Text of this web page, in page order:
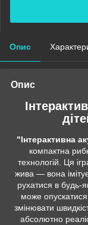
Опис
Опис
"Інтерактивна
компактна
технологій. Ця
жива — вона
рухатися в будь-
може
змінювати
абсолютно